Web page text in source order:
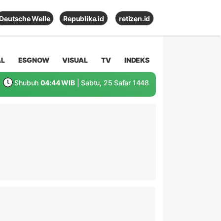
Deutsche Welle Republika.id retizen.id
ESGNOW VISUAL TV INDEKS
Shubuh 04:44 WIB | Sabtu, 25 Safar 1448